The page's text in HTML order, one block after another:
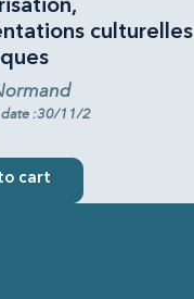
culturelles
:30/11/2
cart